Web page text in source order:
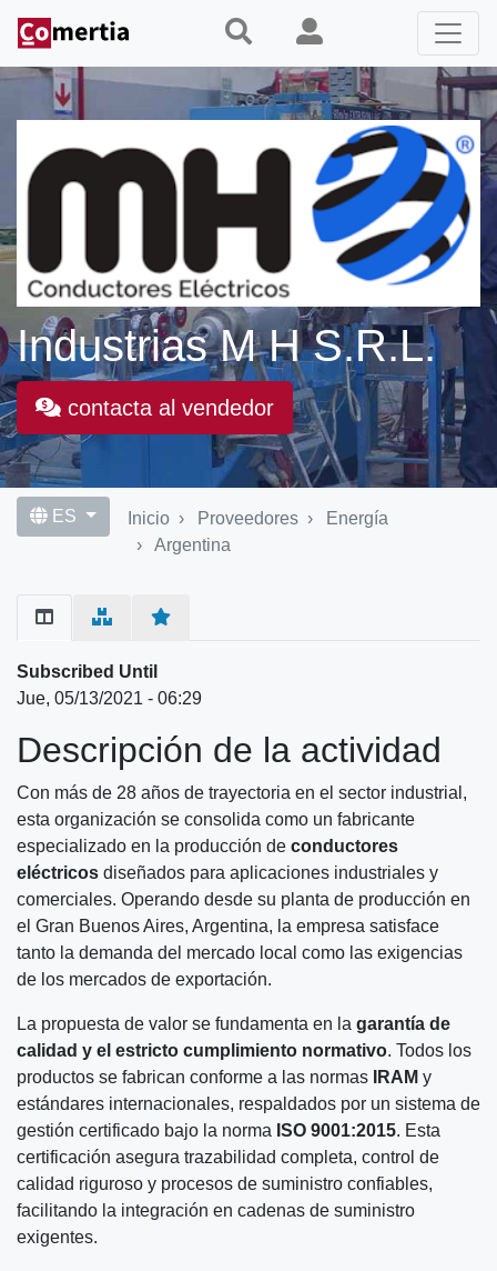
contenido
principal
Industrias M H S.R.L.
contacta al vendedor
ES Inicio Proveedores
Energía
Argentina
Primary
tabs
Subscribed Until
Jue, 05/13/2021 - 06:29
Descripción de la actividad
Con más de 28 años de trayectoria en el sector industrial,
esta organización se consolida como un fabricante
especializado en la producción de conductores
eléctricos diseñados para aplicaciones industriales y
comerciales. Operando desde su planta de producción en
el Gran Buenos Aires, Argentina, la empresa satisface
tanto la demanda del mercado local como las exigencias
de los mercados de exportación.
La propuesta de valor se fundamenta en la garantía de
calidad y el estricto cumplimiento normativo. Todos los
productos se fabrican conforme a las normas
IRAM y
estándares internacionales, respaldados por un sistema de
gestión certificado bajo la norma ISO 9001:2015. Esta
certificación asegura trazabilidad completa, control de
calidad riguroso y procesos de suministro confiables,
facilitando la integración en cadenas de suministro
exigentes.